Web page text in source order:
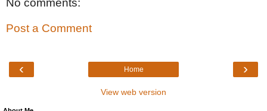
No comments:
Post a Comment
‹ ›
Home
View web version